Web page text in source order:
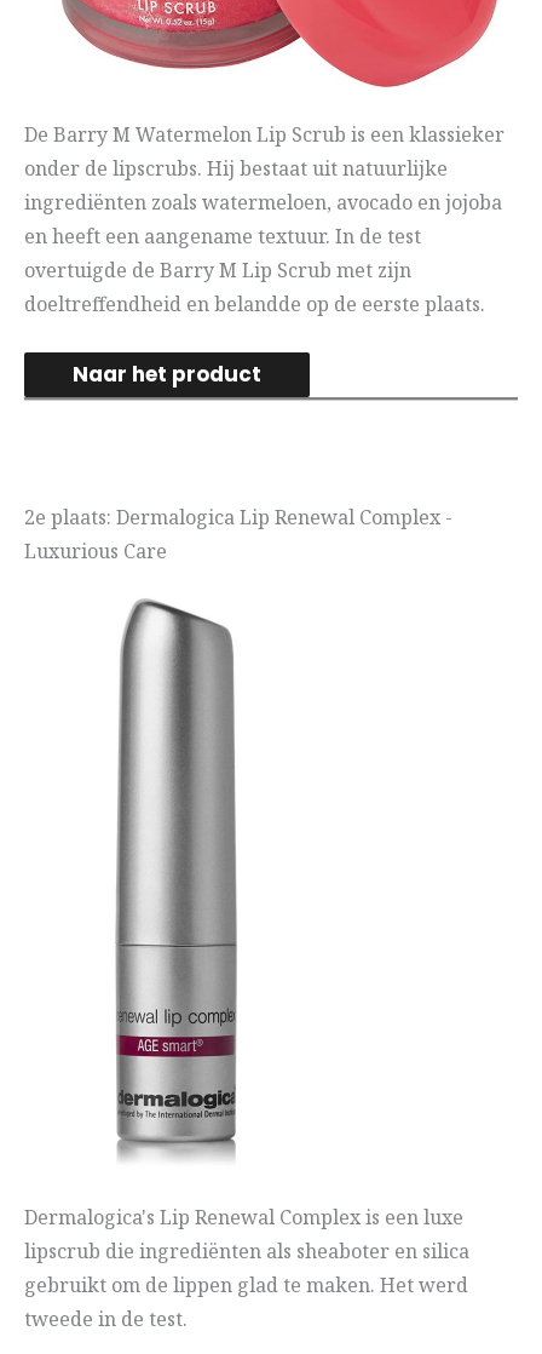
De Barry M Watermelon Lip Scrub is een klassieker
onder de lipscrubs. Hij bestaat uit natuurlijke
ingrediënten zoals watermeloen, avocado en jojoba
en heeft een aangename textuur. In de test
overtuigde de Barry M Lip Scrub met zijn
doeltreffendheid en belandde op de eerste plaats.
Naar het product
2e plaats: Dermalogica Lip Renewal Complex -
Luxurious Care
Dermalogica's Lip Renewal Complex is een luxe
lipscrub die ingrediënten als sheaboter en silica
gebruikt om de lippen glad te maken. Het werd
tweede in de test.